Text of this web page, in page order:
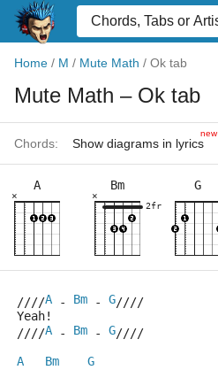
Home / M / Mute Math / Ok tab
Mute Math – Ok tab
Chords: Show diagrams in lyrics
new
A
×
Bm
×
2fr
G
////A - Bm - G////
Yeah!
////A - Bm - G////
A
Bm
G